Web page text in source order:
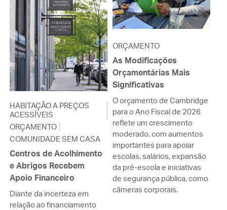
HABITAÇÃO A PREÇOS
ACESSÍVEIS
ORÇAMENTO
COMUNIDADE SEM CASA
Centros de Acolhimento
e Abrigos Recebem
Apoio Financeiro
Diante da incerteza em
relação ao financiamento
ORÇAMENTO
As Modificações
Orçamentárias Mais
Significativas
O orçamento de Cambridge
para o Ano Fiscal de 2026
reflete um crescimento
moderado, com aumentos
importantes para apoiar
escolas, salários, expansão
da pré-escola e iniciativas
de segurança pública, como
câmeras corporais.